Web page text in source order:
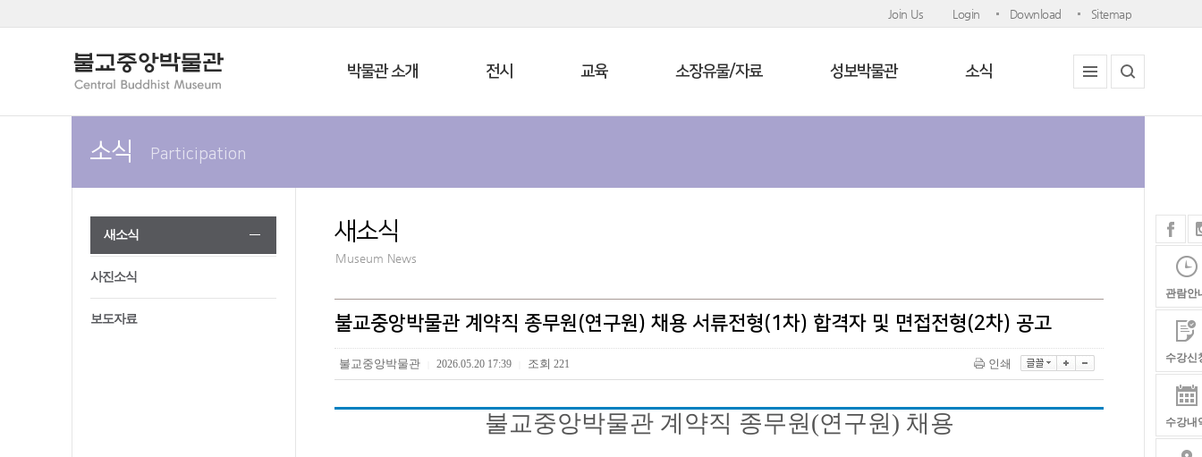
Join Us Login Download Sitemap
박물관 소개 전시 교육 소장유물/자료 성보박물관 소식
소식 Participation
새소식
사진소식
보도자료
새소식
Museum News
불교중앙박물관 계약직 종무원(연구원) 채용 서류전형(1차) 합격자 및 면접전형(2차) 공고
불교중앙박물관 2026.05.20 17:39 조회 221 인쇄
불교중앙박물관 계약직 종무원(연구원) 채용
관람안
수강신
수강내